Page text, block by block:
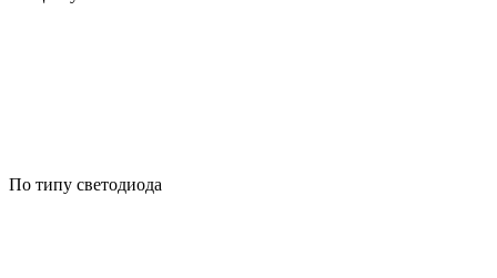
По типу светодиода